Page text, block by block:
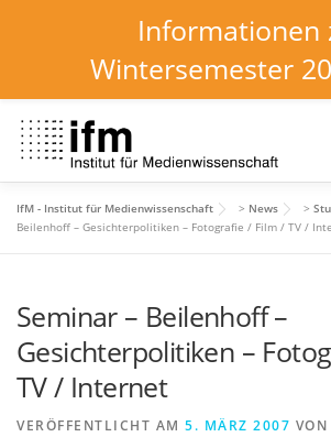
Inhalt
springen
HOME NEWS KALENDER
INSTITUT FORSCHUNG
IfM - Institut für Medienwissenschaft > News >
Beilenhoff – Gesichterpolitiken – Fotografie / Film / TV /
Seminar – Beilenhoff –
Gesichterpolitiken –
TV / Internet
VERÖFFENTLICHT AM 5. MÄRZ 2007 VON
Informationen
Wintersemester